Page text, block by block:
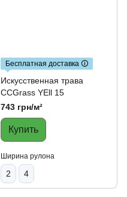
Бесплатная доставка 🛈
Искусственная трава
CCGrass YEll 15
743 грн/м²
Купить
Ширина рулона
2 4